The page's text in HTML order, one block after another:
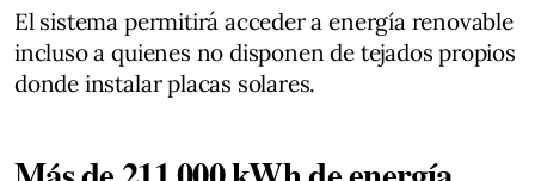
El sistema permitirá acceder a energía renovable
incluso a quienes no disponen de tejados propios
donde instalar placas solares.